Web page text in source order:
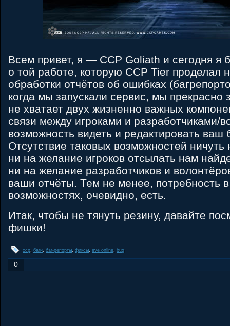
Всем привет, я — CCP Goliath и сегодня я
о той работе, которую CCP Tier проделал
обработки отчётов об ошибках
когда мы запускали сервис, мы прекрасно
не хватает двух жизненно важных
связи между игроками и разработчиками/
возможность видеть и редактировать ваш
Отсутствие таковых возможностей ничуть
ни на желание игроков отсылать нам
ни на желание разработчиков и
ваши отчёты. Тем не менее, потребность в
возможностях, очевидно, есть.
Итак, чтобы не тянуть резину, давайте
фишки!
ccp, баги, баг-репорты, фиксы, eve online, bug
0